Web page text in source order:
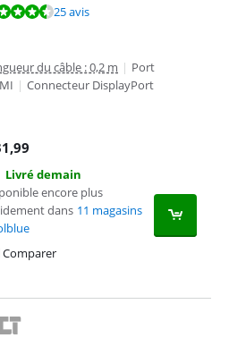
sur 25 avis.25 avis
du câble : 0,2 m | Port
| Connecteur DisplayPort
Livré demain
encore plus
dans 11 magasins
Comparer